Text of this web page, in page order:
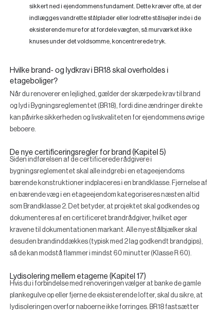
sikkert ned i ejendommens fundament. Dette kræver ofte, at der
indlægges vandrette stålplader eller lodrette stålsøjler inde i de
eksisterende mure for at fordele vægten, så murværket ikke
knuses under det voldsomme, koncentrerede tryk.
Hvilke brand- og lydkrav i BR18 skal overholdes i
etageboliger?
Når du renoverer en lejlighed, gælder der skærpede krav til brand
og lyd i Bygningsreglementet (BR18), fordi dine ændringer direkte
kan påvirke sikkerheden og livskvaliteten for ejendommens øvrige
beboere.
De nye certificeringsregler for brand (Kapitel 5)
Siden indførelsen af de certificerede rådgivere i
bygningsreglementet skal alle indgreb i en etageejendoms
bærende konstruktioner indplaceres i en brandklasse. Fjernelse af
en bærende væg i en etageejendom kategoriseres næsten altid
som Brandklasse 2. Det betyder, at projektet skal godkendes og
dokumenteres af en certificeret brandrådgiver, hvilket øger
kravene til dokumentationen markant. Alle nye stålbjælker skal
desuden brandinddækkes (typisk med 2 lag godkendt brandgips),
så de kan modstå flammer i mindst 60 minutter (Klasse R 60).
Lydisolering mellem etagerne (Kapitel 17)
Hvis du i forbindelse med renoveringen vælger at banke de gamle
plankegulve op eller fjerne de eksisterende lofter, skal du sikre, at
lydisoleringen overfor naboerne ikke forringes. BR18 fastsætter